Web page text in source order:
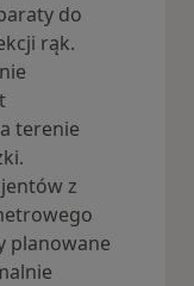
do
rąk.
terenie
z
planowane